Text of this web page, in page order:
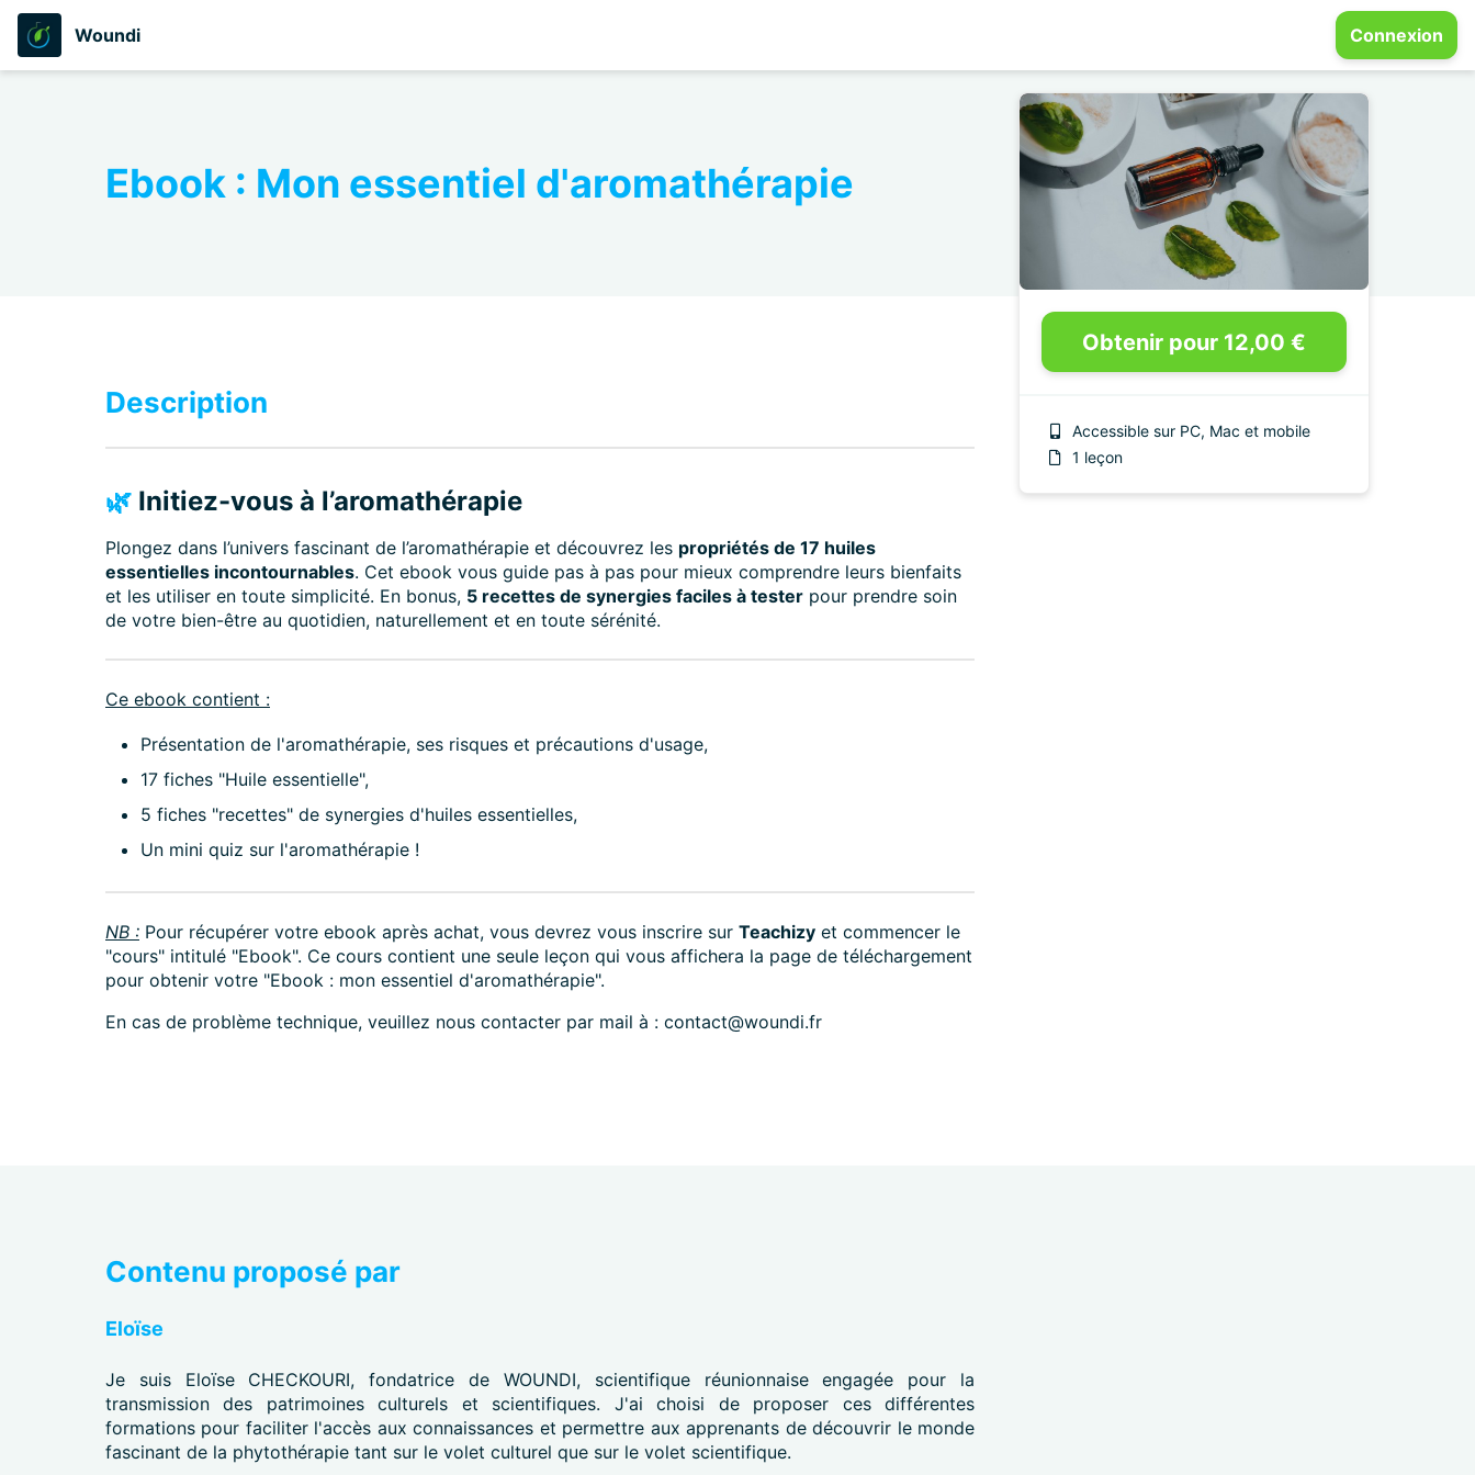
Woundi Connexion
Ebook : Mon essentiel d'aromathérapie
Obtenir pour 12,00 €
Accessible sur PC, Mac et mobile
1 leçon
Description
🌿 Initiez-vous à l’aromathérapie
Plongez dans l’univers fascinant de l’aromathérapie et découvrez les propriétés de 17 huiles
essentielles incontournables. Cet ebook vous guide pas à pas pour mieux comprendre leurs bienfaits
et les utiliser en toute simplicité. En bonus, 5 recettes de synergies faciles à tester pour prendre soin
de votre bien-être au quotidien, naturellement et en toute sérénité.
Ce ebook contient :
Présentation de l'aromathérapie, ses risques et précautions d'usage,
17 fiches "Huile essentielle",
5 fiches "recettes" de synergies d'huiles essentielles,
Un mini quiz sur l'aromathérapie !
NB : Pour récupérer votre ebook après achat, vous devrez vous inscrire sur Teachizy et commencer le
"cours" intitulé "Ebook". Ce cours contient une seule leçon qui vous affichera la page de téléchargement
pour obtenir votre "Ebook : mon essentiel d'aromathérapie".
En cas de problème technique, veuillez nous contacter par mail à : contact@woundi.fr
Contenu proposé par
Eloïse
Je suis Eloïse CHECKOURI, fondatrice de WOUNDI, scientifique réunionnaise engagée pour la
transmission des patrimoines culturels et scientifiques. J'ai choisi de proposer ces différentes
formations pour faciliter l'accès aux connaissances et permettre aux apprenants de découvrir le monde
fascinant de la phytothérapie tant sur le volet culturel que sur le volet scientifique.